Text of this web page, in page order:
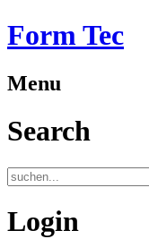
Form Tec
Menu
Search
Login